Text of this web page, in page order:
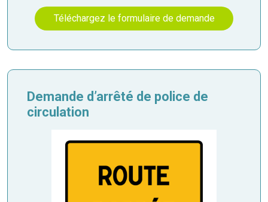
Téléchargez le formulaire de demande
Demande d’arrêté de police de
circulation